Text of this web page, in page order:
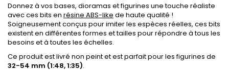
Donnez à vos bases, dioramas et figurines une touche réaliste
avec ces bits en résine ABS-like de haute qualité !
Soigneusement conçus pour imiter les espèces réelles, ces bits
existent en différentes formes et tailles pour répondre à tous les
besoins et à toutes les échelles.
Ce produit est livré non peint et est parfait pour les figurines de
32-54 mm (1:48, 1:35).